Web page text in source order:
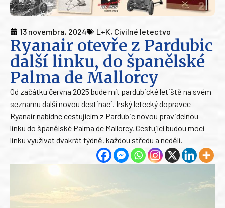
13 novembra, 2024 L+K, Civilné letectvo
Ryanair otevře z Pardubic
další linku, do španělské
Palma de Mallorcy
Od začátku června 2025 bude mít pardubické letiště na svém
seznamu další novou destinaci. Irský letecký dopravce
Ryanair nabídne cestujícím z Pardubic novou pravidelnou
linku do španělské Palma de Mallorcy. Cestující budou moci
linku využívat dvakrát týdně, každou středu a neděli.